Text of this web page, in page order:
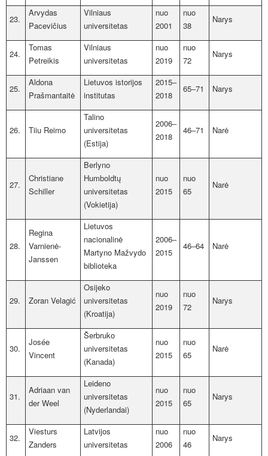
23.
Arvydas
Pacevičius
Vilniaus
universitetas
nuo
2001
nuo
38
Narys
24.
Tomas
Petreikis
Vilniaus
universitetas
nuo
2019
nuo
72
Narys
25.
Aldona
Prašmantaitė
Lietuvos istorijos
institutas
2015‒
2018
65‒71 Narys
26. Tiiu Reimo
Talino
universitetas
(Estija)
2006‒
2018
46‒71 Narė
27.
Christiane
Schiller
Berlyno
Humboldtų
universitetas
(Vokietija)
nuo
2015
nuo
65
Narė
28.
Regina
Varnienė-
Janssen
Lietuvos
nacionalinė
Martyno Mažvydo
biblioteka
2006‒
2015
46‒64 Narė
29. Zoran Velagić
Osijeko
universitetas
(Kroatija)
nuo
2019
nuo
72
Narys
30.
Josée
Vincent
Šerbruko
universitetas
(Kanada)
nuo
2015
nuo
65
Narė
31.
Adriaan van
der Weel
Leideno
universitetas
(Nyderlandai)
nuo
2015
nuo
65
Narys
32.
Viesturs
Zanders
Latvijos
universitetas
nuo
2006
nuo
46
Narys